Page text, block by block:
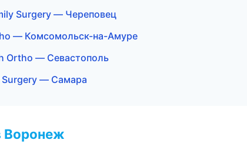
Surgery — Череповец
— Комсомольск-на-Амуре
Ortho — Севастополь
Surgery — Самара
Воронеж